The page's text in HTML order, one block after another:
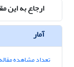
ارجاع به این
آمار
تعداد مشاهده مقاله